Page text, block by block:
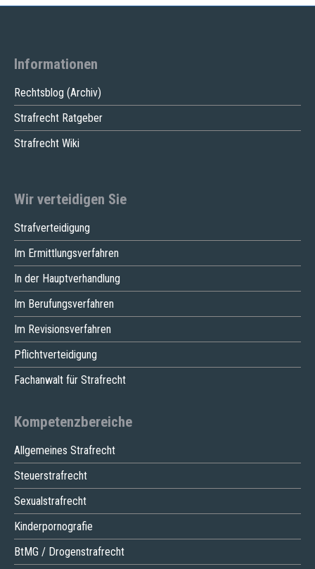
Informationen
Rechtsblog (Archiv)
Strafrecht Ratgeber
Strafrecht Wiki
Wir verteidigen Sie
Strafverteidigung
Im Ermittlungsverfahren
In der Hauptverhandlung
Im Berufungsverfahren
Im Revisionsverfahren
Pflichtverteidigung
Fachanwalt für Strafrecht
Kompetenzbereiche
Allgemeines Strafrecht
Steuerstrafrecht
Sexualstrafrecht
Kinderpornografie
BtMG / Drogenstrafrecht